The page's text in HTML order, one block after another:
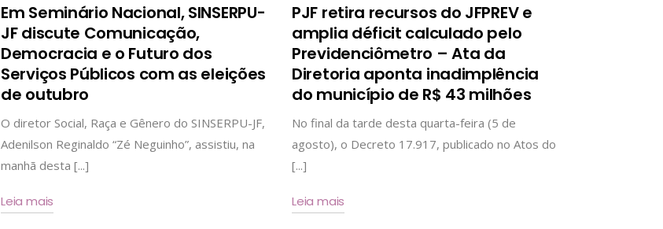
Em Seminário Nacional, SINSERPU-
JF discute Comunicação,
Democracia e o Futuro dos
Serviços Públicos com as eleições
de outubro
O diretor Social, Raça e Gênero do SINSERPU-JF,
Adenilson Reginaldo “Zé Neguinho”, assistiu, na
manhã desta [...]
Leia mais
PJF retira recursos do JFPREV e
amplia déficit calculado pelo
Previdenciômetro – Ata da
Diretoria aponta inadimplência
do município de R$ 43 milhões
No final da tarde desta quarta-feira (5 de
agosto), o Decreto 17.917, publicado no Atos do
[...]
Leia mais